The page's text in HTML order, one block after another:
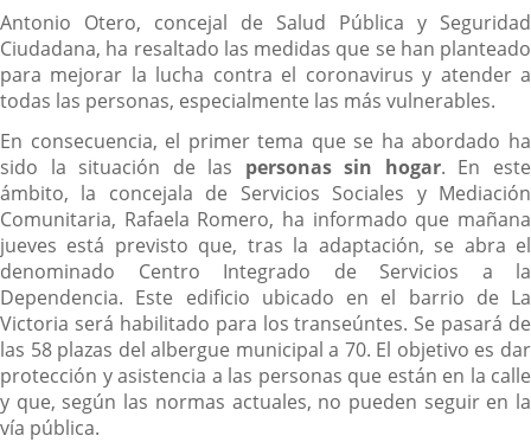
Antonio Otero, concejal de Salud Pública y Seguridad
Ciudadana, ha resaltado las medidas que se han planteado
para mejorar la lucha contra el coronavirus y atender a
todas las personas, especialmente las más vulnerables.
En consecuencia, el primer tema que se ha abordado ha
sido la situación de las personas sin hogar. En este
ámbito, la concejala de Servicios Sociales y Mediación
Comunitaria, Rafaela Romero, ha informado que mañana
jueves está previsto que, tras la adaptación, se abra el
denominado Centro Integrado de Servicios a la
Dependencia. Este edificio ubicado en el barrio de La
Victoria será habilitado para los transeúntes. Se pasará de
las 58 plazas del albergue municipal a 70. El objetivo es dar
protección y asistencia a las personas que están en la calle
y que, según las normas actuales, no pueden seguir en la
vía pública.